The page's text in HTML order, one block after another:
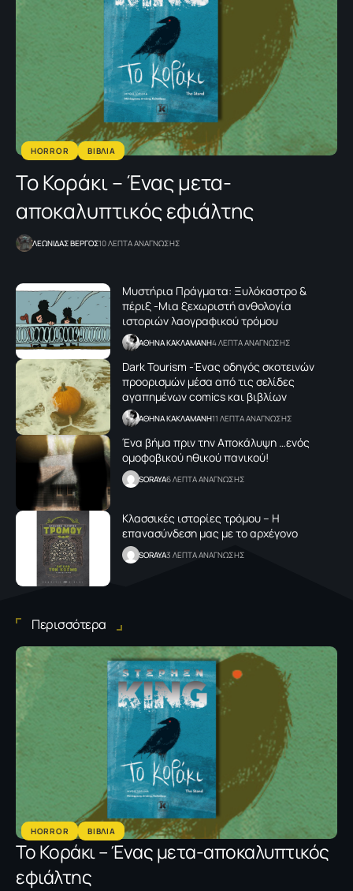
HORROR ΒΙΒΛΙΑ
Το Κοράκι – Ένας μετα-
αποκαλυπτικός εφιάλτης
ΛΕΩΝΙΔΑΣ ΒΕΡΓΟΣ10 ΛΕΠΤΑ ΑΝΑΓΝΩΣΗΣ
Μυστήρια Πράγματα: Ξυλόκαστρο &
πέριξ -Μια ξεχωριστή ανθολογία
ιστοριών λαογραφικού τρόμου
AΘΗΝΑ ΚΑΚΛΑΜΑΝΗ4 ΛΕΠΤΑ ΑΝΑΓΝΩΣΗΣ
Dark Tourism -Ένας οδηγός σκοτεινών
προορισμών μέσα από τις σελίδες
αγαπημένων comics και βιβλίων
AΘΗΝΑ ΚΑΚΛΑΜΑΝΗ11 ΛΕΠΤΑ ΑΝΑΓΝΩΣΗΣ
Ένα βήμα πριν την Αποκάλυψη …ενός
ομοφοβικού ηθικού πανικού!
SORAYA6 ΛΕΠΤΑ ΑΝΑΓΝΩΣΗΣ
Κλασσικές ιστορίες τρόμου – Η
επανασύνδεση μας με το αρχέγονο
SORAYA3 ΛΕΠΤΑ ΑΝΑΓΝΩΣΗΣ
Περισσότερα
HORROR ΒΙΒΛΙΑ
Το Κοράκι – Ένας μετα-αποκαλυπτικός
εφιάλτης